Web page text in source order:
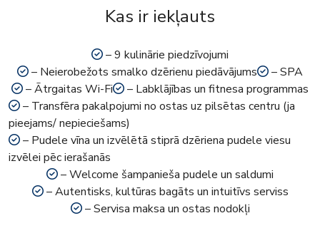
Kas ir iekļauts
– 9 kulinārie piedzīvojumi
– Neierobežots smalko dzērienu piedāvājums
– SPA
– Ātrgaitas Wi-Fi
– Labklājības un fitnesa programmas
– Transfēra pakalpojumi no ostas uz pilsētas centru (ja
pieejams/ nepieciešams)
– Pudele vīna un izvēlētā stiprā dzēriena pudele viesu
izvēlei pēc ierašanās
– Welcome šampanieša pudele un saldumi
– Autentisks, kultūras bagāts un intuitīvs serviss
– Servisa maksa un ostas nodokļi